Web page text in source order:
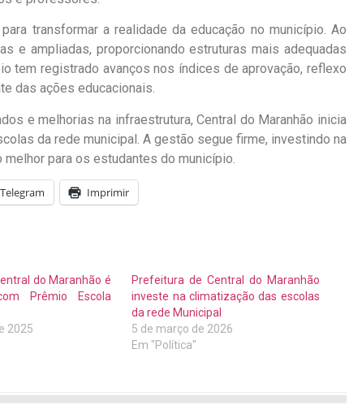
transformar a realidade da educação no município. Ao
e ampliadas, proporcionando estruturas mais adequadas
tem registrado avanços nos índices de aprovação, reflexo
das ações educacionais.
e melhorias na infraestrutura, Central do Maranhão inicia
da rede municipal. A gestão segue firme, investindo na
para os estudantes do município.
Telegram Imprimir
do Maranhão é
Prêmio Escola
2025
Prefeitura de Central do Maranhão
investe na climatização das escolas
da rede Municipal
5 de março de 2026
Em "Política"